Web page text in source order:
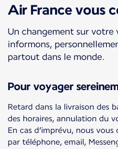
Air France vous
Un changement sur votre
informons,
partout dans le monde.
Pour voyager
Retard dans la livraison des
des horaires, annulation du
En cas d’imprévu, nous
par téléphone, email,